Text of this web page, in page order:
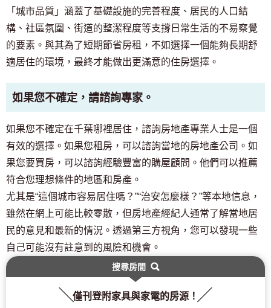
「城市品質」涵蓋了基礎設施的完善程度、居民的人口結
構、社區氛圍、街道的整潔程度等支撐日常生活的不易察覺
的要素。與其為了短期節省房租，不如選擇一個能夠長期舒
適居住的環境，最終才能做出更滿意的住房選擇。
如果您不確定，請諮詢專家。
如果您不確定在千葉哪裡居住，諮詢房地產專業人士是一個
有效的選擇。如果您租房，可以諮詢當地的房地產公司。如
果您要買房，可以諮詢經驗豐富的購屋顧問。他們可以推薦
符合您理想條件的地區和房產。
尤其是“這個城市容易居住嗎？”“治安怎麼樣？”等本地信息，
雖然在網上可能比較零散，但房地產經紀人通常了解當地居
民的意見和最新的情況。透過第三方視角，您可以發現一些
自己可能沒有註意到的風險和機會。
搜尋房間
僅刊登附家具與家電的房源！